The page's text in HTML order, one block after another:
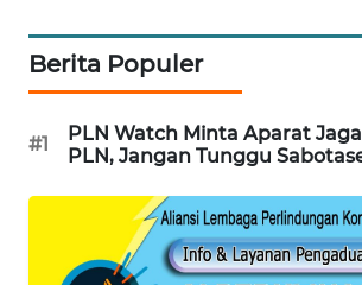
Berita Populer
#1
PLN Watch Minta Aparat
PLN, Jangan Tunggu
WN
TANGERANG
WN
CIREBON